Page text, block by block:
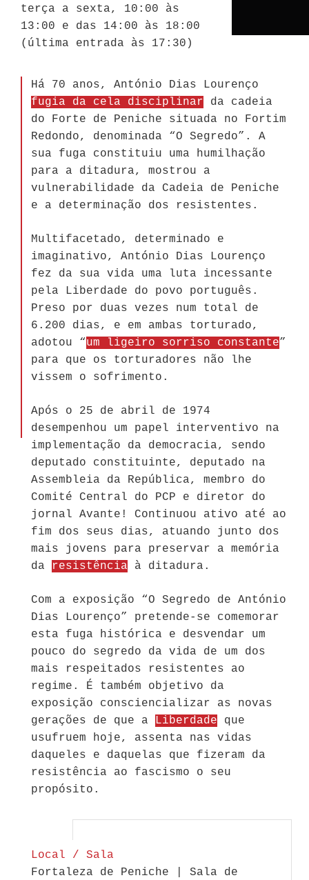
terça a sexta, 10:00 às
13:00 e das 14:00 às 18:00
(última entrada às 17:30)
Há 70 anos, António Dias Lourenço
fugia da cela disciplinar da cadeia
do Forte de Peniche situada no Fortim
Redondo, denominada “O Segredo”. A
sua fuga constituiu uma humilhação
para a ditadura, mostrou a
vulnerabilidade da Cadeia de Peniche
e a determinação dos resistentes.
Multifacetado, determinado e
imaginativo, António Dias Lourenço
fez da sua vida uma luta incessante
pela Liberdade do povo português.
Preso por duas vezes num total de
6.200 dias, e em ambas torturado,
adotou “um ligeiro sorriso constante”
para que os torturadores não lhe
vissem o sofrimento.
Após o 25 de abril de 1974
desempenhou um papel interventivo na
implementação da democracia, sendo
deputado constituinte, deputado na
Assembleia da República, membro do
Comité Central do PCP e diretor do
jornal Avante! Continuou ativo até ao
fim dos seus dias, atuando junto dos
mais jovens para preservar a memória
da
resistência à ditadura.
Com a exposição “O Segredo de António
Dias Lourenço” pretende-se comemorar
esta fuga histórica e desvendar um
pouco do segredo da vida de um dos
mais respeitados resistentes ao
regime. É também objetivo da
exposição consciencializar as novas
gerações de que a Liberdade que
usufruem hoje, assenta nas vidas
daqueles e daquelas que fizeram da
resistência ao fascismo o seu
propósito.
Local / Sala
Fortaleza de Peniche | Sala de